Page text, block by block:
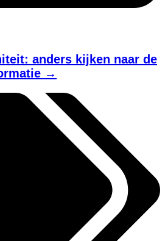
anders kijken naar de
→